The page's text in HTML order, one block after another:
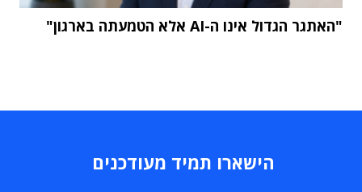
"האתגר הגדול אינו ה-AI אלא הטמעתה בארגון"
הישארו תמיד מעודכנים